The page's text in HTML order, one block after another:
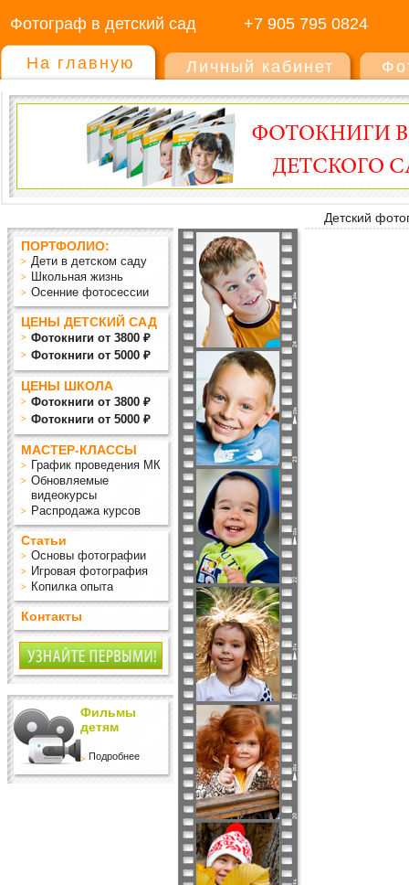
Фотограф в детский сад +7 905 795 0824
На главную Личный кабинет
Детский
ПОРТФОЛИО:
Дети в детском саду
Школьная жизнь
Осенние фотосессии
ЦЕНЫ ДЕТСКИЙ САД
Фотокниги от 3800 ₽
Фотокниги от 5000 ₽
ЦЕНЫ ШКОЛА
Фотокниги от 3800 ₽
Фотокниги от 5000 ₽
МАСТЕР-КЛАССЫ
График проведения МК
Обновляемые
видеокурсы
Распродажа курсов
Статьи
Основы фотографии
Игровая фотография
Копилка опыта
Контакты
Фильмы
детям
Подробнее